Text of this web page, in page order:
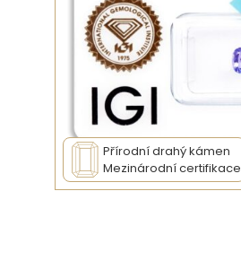
Přírodní drahý kámen
Mezinárodní certifikace